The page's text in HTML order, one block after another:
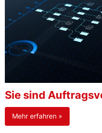
Sie sind
Mehr erfahren »